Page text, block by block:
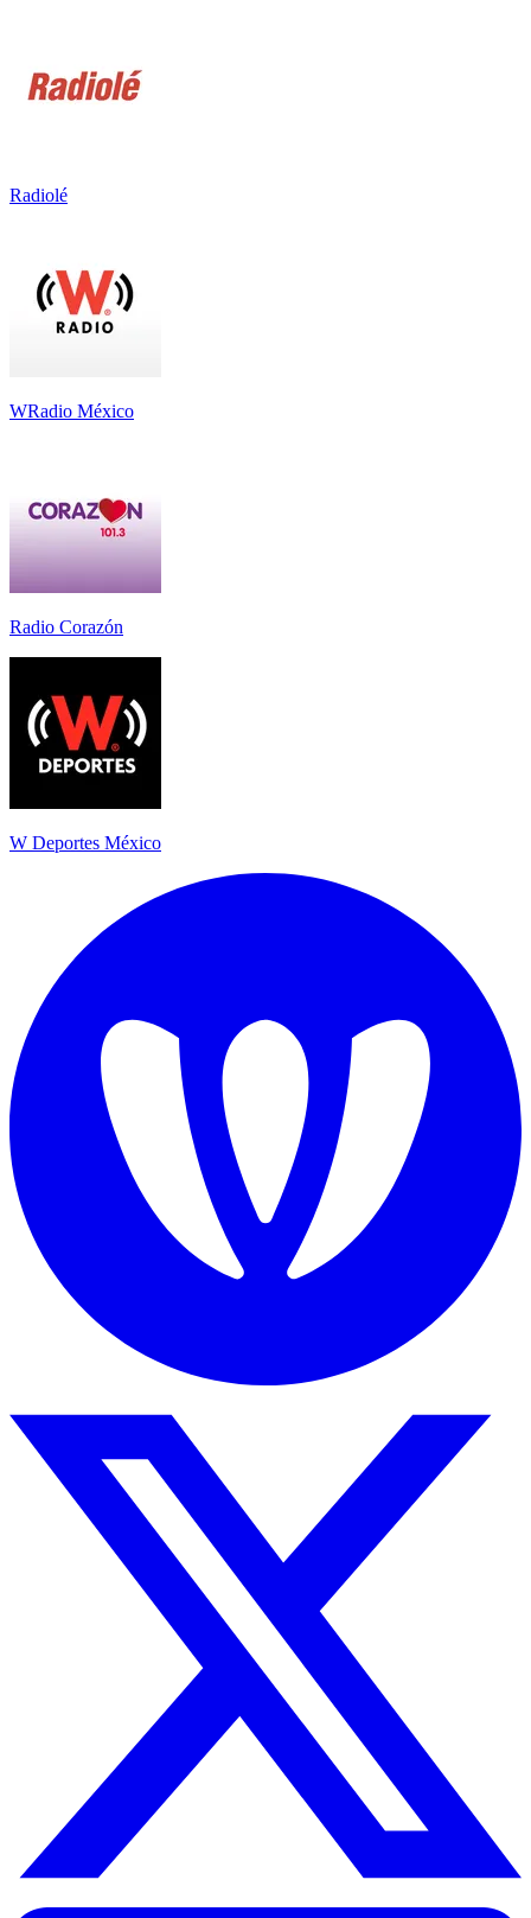
Radiolé
WRadio México
Radio Corazón
W Deportes México